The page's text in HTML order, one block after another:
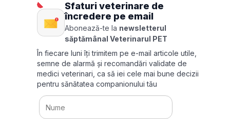
Sfaturi veterinare de
încredere pe email
Abonează-te la newsletterul
săptămânal Veterinarul PET
În fiecare luni îți trimitem pe e-mail articole utile,
semne de alarmă și recomandări validate de
medici veterinari, ca să iei cele mai bune decizii
pentru sănătatea companionului tău